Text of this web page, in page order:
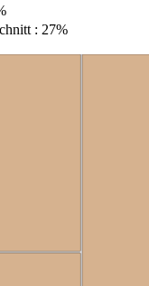
: 27%